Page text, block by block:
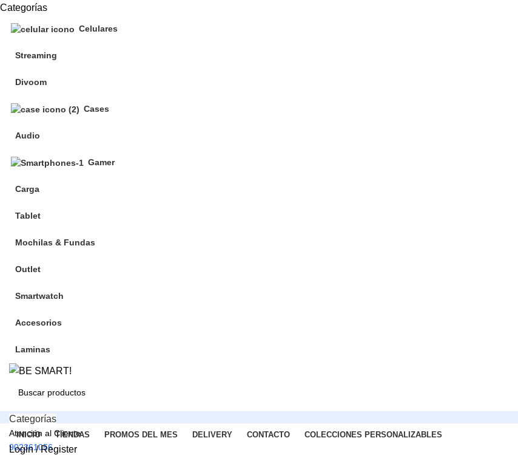
Categorías
Celulares
Streaming
Divoom
Cases
Audio
Gamer
Carga
Tablet
Mochilas & Fundas
Outlet
Smartwatch
Accesorios
Laminas
Atención al Cliente
902361056
Categorías
INICIO TIENDAS PROMOS DEL MES DELIVERY CONTACTO COLECCIONES PERSONALIZABLES
Login / Register